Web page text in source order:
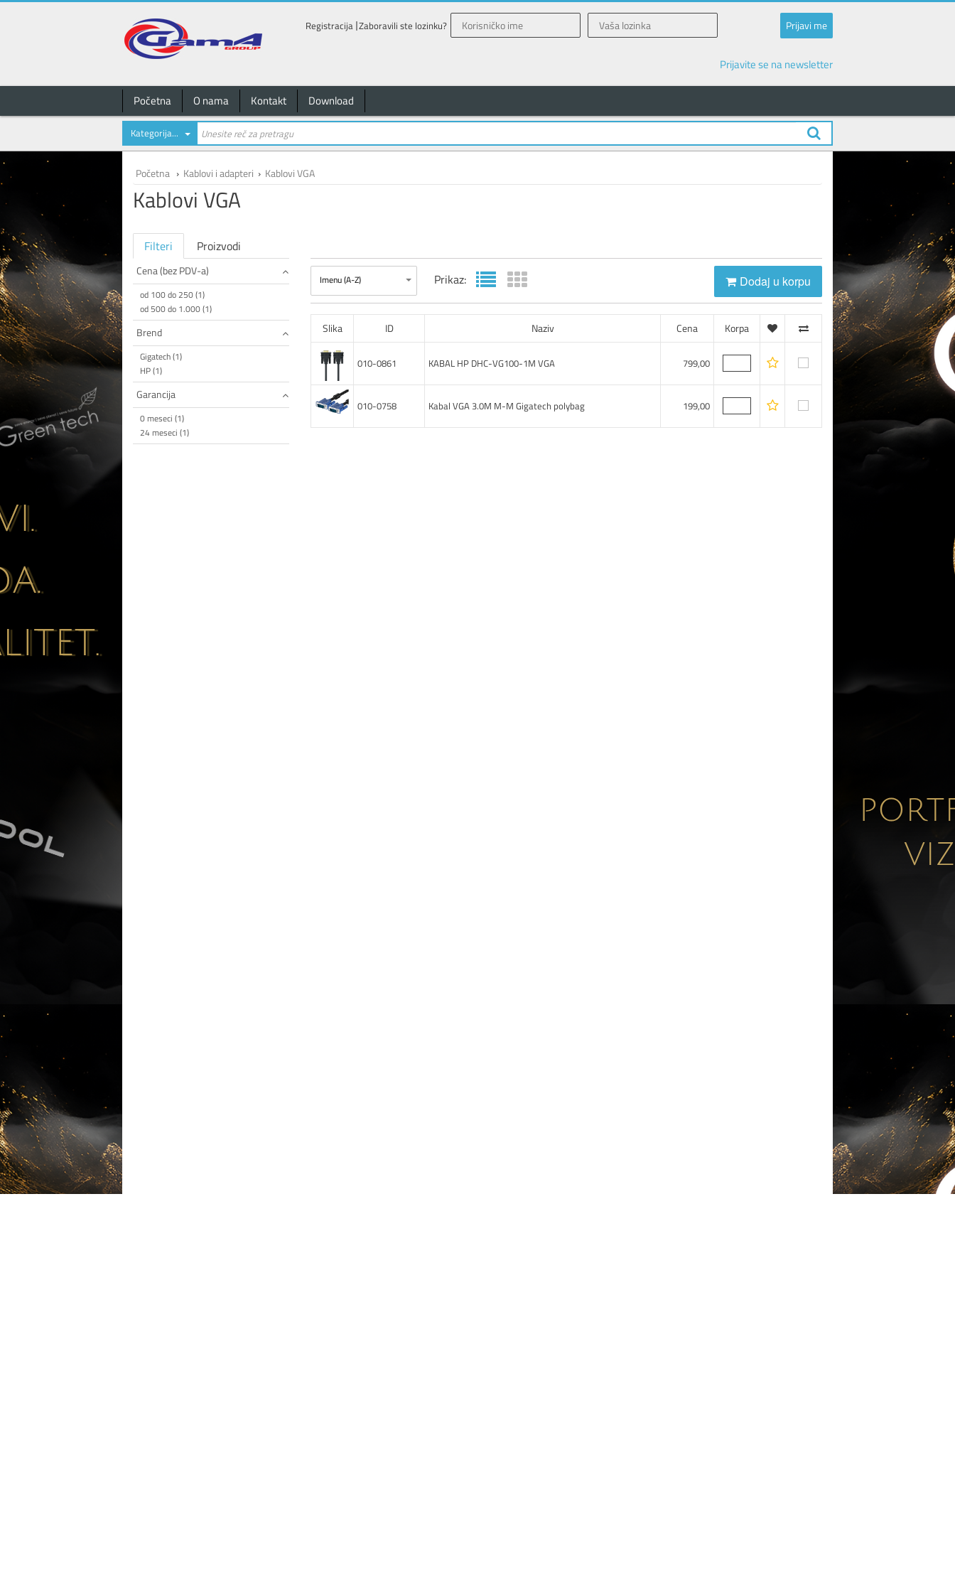
Registracija Zaboravili ste lozinku?
Prijavite se na newsletter
Početna O nama Kontakt Download
Kategorija...
Početna › Kablovi i adapteri › Kablovi VGA
Kablovi VGA
Filteri Proizvodi
Cena (bez PDV-a)
od 100 do 250 (1)
od 500 do 1.000 (1)
Brend
Gigatech (1)
HP (1)
Garancija
0 meseci (1)
24 meseci (1)
Imenu (A-Z) Prikaz: Dodaj u korpu
Slika ID Naziv Cena Korpa
010-0861 KABAL HP DHC-VG100-1M VGA 799,00
010-0758 Kabal VGA 3.0M M-M Gigatech polybag 199,00